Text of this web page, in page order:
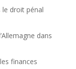
le droit pénal
dans
finances